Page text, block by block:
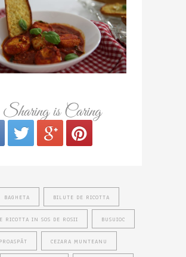
Sharing is Caring
BAGHETA BILUTE DE RICOTTA
RICOTTA IN SOS DE ROSII BUSUIOC
CEZARA MUNTEANU